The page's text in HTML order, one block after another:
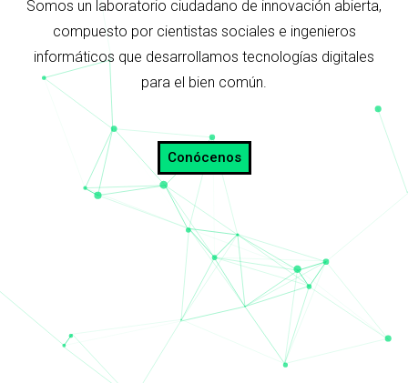
Somos un laboratorio ciudadano de innovación abierta,
compuesto por cientistas sociales e ingenieros
informáticos que desarrollamos tecnologías digitales
para el bien común.
Conócenos